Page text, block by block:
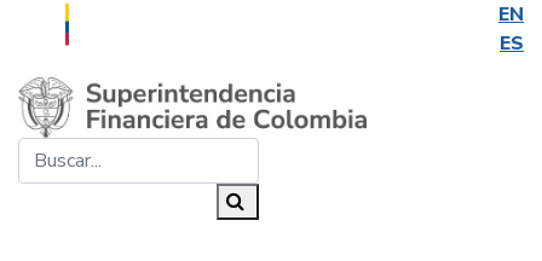
EN
ES
Saltar al contenido principal